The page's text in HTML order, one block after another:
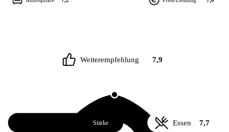
Weiterempfehlung 7,9
Essen 7,7
Stärke